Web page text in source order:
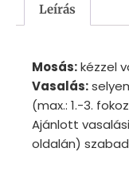
Leírás
Mosás:kézzel
Vasalás:
(max.: 1.-3.
Ajánlott
oldalán)